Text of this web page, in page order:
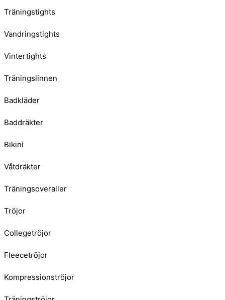
Träningstights
Vandringstights
Vintertights
Träningslinnen
Badkläder
Baddräkter
Bikini
Våtdräkter
Träningsoveraller
Tröjor
Collegetröjor
Fleecetröjor
Kompressionströjor